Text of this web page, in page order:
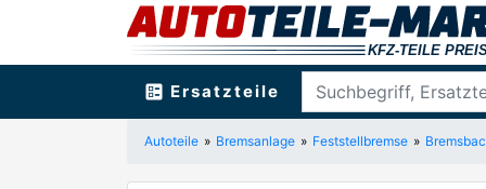
ballot Ersatzteile
Autoteile Bremsanlage Feststellbremse